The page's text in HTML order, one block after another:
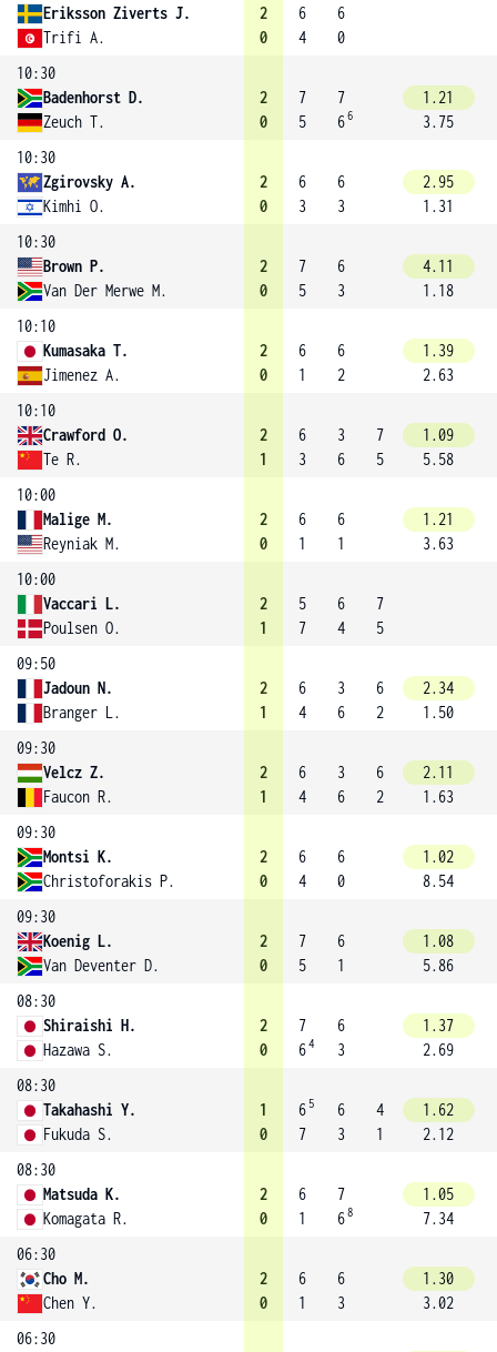
Eriksson Ziverts J.
Trifi A.
2
0
6
4
6
0
10:30
Badenhorst D.
Zeuch T.
2
0
7
5
7
66
1.21
3.75
10:30
Zgirovsky A.
Kimhi O.
2
0
6
3
6
3
2.95
1.31
10:30
Brown P.
Van Der Merwe M.
2
0
7
5
6
3
4.11
1.18
10:10
Kumasaka T.
Jimenez A.
2
0
6
1
6
2
1.39
2.63
10:10
Crawford O.
Te R.
2
1
6
3
3
6
7
5
1.09
5.58
10:00
Malige M.
Reyniak M.
2
0
6
1
6
1
1.21
3.63
10:00
Vaccari L.
Poulsen O.
2
1
5
7
6
4
7
5
09:50
Jadoun N.
Branger L.
2
1
6
4
3
6
6
2
2.34
1.50
09:30
Velcz Z.
Faucon R.
2
1
6
4
3
6
6
2
2.11
1.63
09:30
Montsi K.
Christoforakis P.
2
0
6
4
6
0
1.02
8.54
09:30
Koenig L.
Van Deventer D.
2
0
7
5
6
1
1.08
5.86
08:30
Shiraishi H.
Hazawa S.
2
0
7
64
6
3
1.37
2.69
08:30
Takahashi Y.
Fukuda S.
1
0
6 5
7
6
3
4
1
1.62
2.12
08:30
Matsuda K.
Komagata R.
2
0
6
1
7
68
1.05
7.34
06:30
Cho M.
Chen Y.
2
0
6
1
6
3
1.30
3.02
06:30